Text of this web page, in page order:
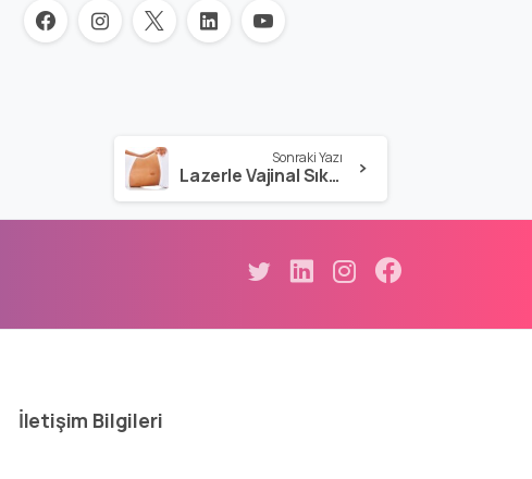
Sonraki Yazı
Lazerle Vajinal Sıkılaştırma Ve Yenileme
İletişim Bilgileri